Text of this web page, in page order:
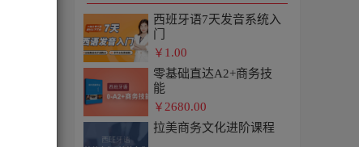
西班牙语7天发音系统入
门
￥ 1.00
零基础直达A2+商务技
能
￥ 2680.00
拉美商务文化进阶课程